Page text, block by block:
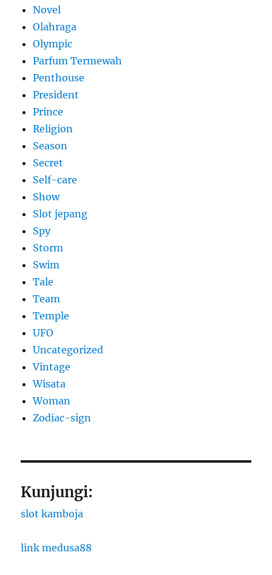
Novel
Olahraga
Olympic
Parfum Termewah
Penthouse
President
Prince
Religion
Season
Secret
Self-care
Show
Slot jepang
Spy
Storm
Swim
Tale
Team
Temple
UFO
Uncategorized
Vintage
Wisata
Woman
Zodiac-sign
Kunjungi:
slot kamboja
link medusa88